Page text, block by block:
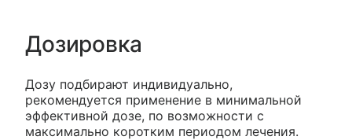
Дозировка
Дозу подбирают индивидуально,
рекомендуется применение в минимальной
эффективной дозе, по возможности с
максимально коротким периодом лечения.